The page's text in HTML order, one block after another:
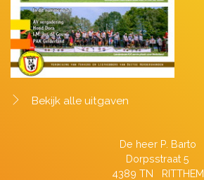
Bekijk alle uitgaven
De heer P. Barto
Dorpsstraat 5
4389 TN RITTHEM